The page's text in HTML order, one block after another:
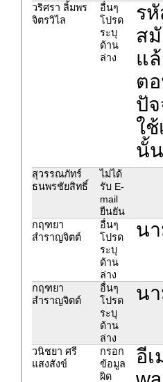
วริศรา ลิ้มพร
จิตรวิไล
อื่นๆ
โปรด
ระบุ
ด้าน
ล่าง
ร
ส
แ
ต
ปั
ใ
นั้
สุวรรณภัทร์
ธนพรชัยสิทธิ์
ไม่ได้
รับ E-
mail
ยืนยัน
กฤฑยา
สำราญจิตต์
อื่นๆ
โปรด
ระบุ
ด้าน
ล่าง
น
กฤฑยา
สำราญจิตต์
อื่นๆ
โปรด
ระบุ
ด้าน
ล่าง
น
วนิชยา ศรี
แสงสังข์
กรอก
ข้อมูล
ผิด
อี